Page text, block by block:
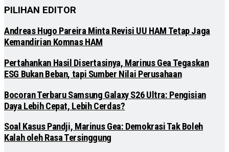
PILIHAN EDITOR
Andreas Hugo Pareira Minta Revisi UU HAM Tetap Jaga
Kemandirian Komnas HAM
Pertahankan Hasil Disertasinya, Marinus Gea Tegaskan
ESG Bukan Beban, tapi Sumber Nilai Perusahaan
Bocoran Terbaru Samsung Galaxy S26 Ultra: Pengisian
Daya Lebih Cepat, Lebih Cerdas?
Soal Kasus Pandji, Marinus Gea: Demokrasi Tak Boleh
Kalah oleh Rasa Tersinggung